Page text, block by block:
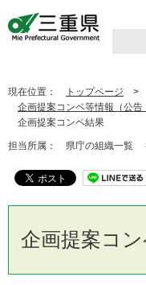
現在位置： トップページ >
企画提案コンペ等情報（公告
企画提案コンペ結果
担当所属： 県庁の組織一覧
企画提案コ